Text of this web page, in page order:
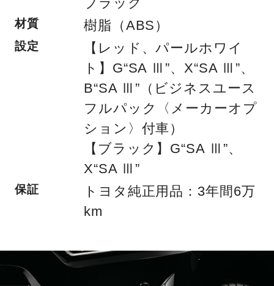
材質 樹脂（ABS）
設定
【レッド、パールホワイ
ト】G“SA Ⅲ”、X“SA Ⅲ”、
B“SA Ⅲ”（ビジネスユース
フルパック〈メーカーオプ
ション〉付車）
【ブラック】G“SA Ⅲ”、
X“SA Ⅲ”
保証
トヨタ純正用品：3年間6万
km